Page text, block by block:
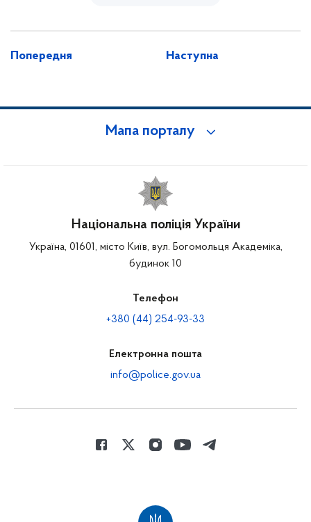
Попередня Наступна
Мапа порталу
Національна поліція України
Україна, 01601, місто Київ, вул. Богомольця Академіка,
будинок 10
Телефон
+380 (44) 254-93-33
Електронна пошта
info@police.gov.ua